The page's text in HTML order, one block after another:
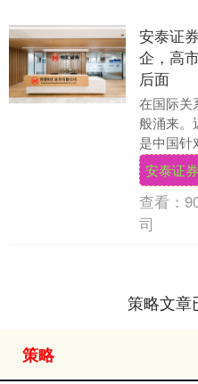
安泰证
企，高
后面
在国际关
般涌来。
是中国针
本自身面
深层次的
安泰证券
查看：
司
策略文章
策略